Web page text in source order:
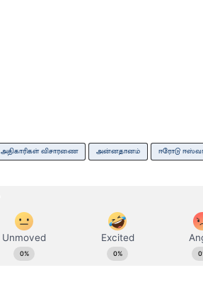
அதிகாரிகள் விசாரணை அன்னதானம் ஈரோடு